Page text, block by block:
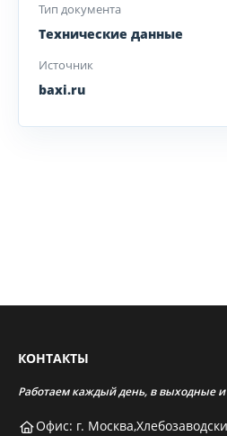
Тип документа
Технические данные
Источник
baxi.ru
КОНТАКТЫ
Работаем каждый день, в выходные
Офис: г.